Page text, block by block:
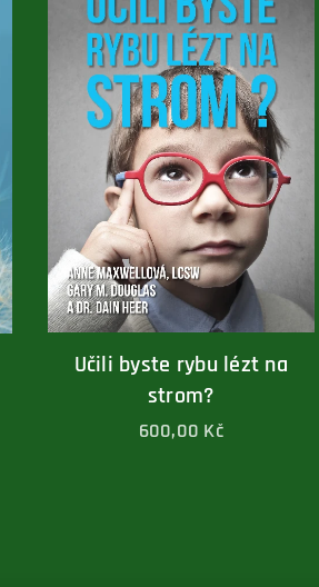
Učili byste rybu lézt na
strom?
600,00 Kč